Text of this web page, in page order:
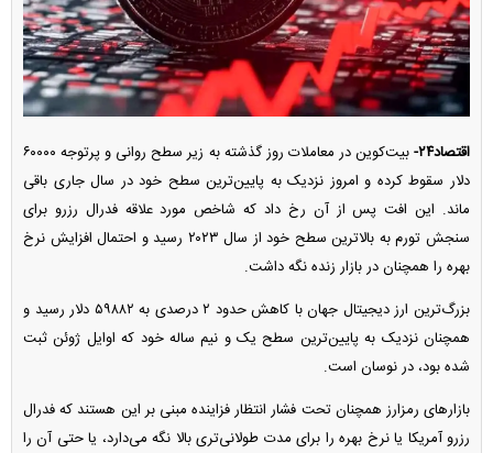
اقتصاد۲۴-
بیت‌کوین در معاملات روز گذشته به زیر سطح روانی و پرتوجه ۶۰۰۰۰
دلار سقوط کرده و امروز نزدیک به پایین‌ترین سطح خود در سال جاری باقی
ماند. این افت پس از آن رخ داد که شاخص مورد علاقه فدرال رزرو برای
سنجش تورم به بالاترین سطح خود از سال ۲۰۲۳ رسید و احتمال افزایش نرخ
بهره را همچنان در بازار زنده نگه داشت.
بزرگ‌ترین ارز دیجیتال جهان با کاهش حدود ۲ درصدی به ۵۹۸۸۲ دلار رسید و
همچنان نزدیک به پایین‌ترین سطح یک و نیم ساله خود که اوایل ژوئن ثبت
شده بود، در نوسان است.
بازار‌های رمزارز همچنان تحت فشار انتظار فزاینده مبنی بر این هستند که فدرال
رزرو آمریکا یا نرخ بهره را برای مدت طولانی‌تری بالا نگه می‌دارد، یا حتی آن را